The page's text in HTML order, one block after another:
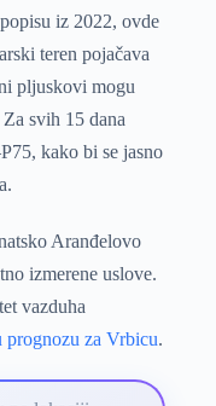
iz 2022, ovde
teren pojačava
pljuskovi mogu
svih 15 dana
kako bi se jasno
Aranđelovo
izmerene uslove.
vazduha
prognozu za Vrbicu.